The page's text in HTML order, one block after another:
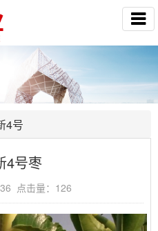
4号
4号枣
点击量：126